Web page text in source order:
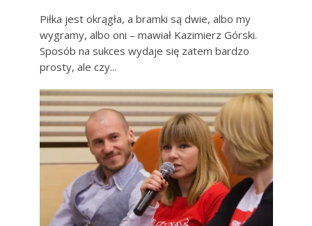
Piłka jest okrągła, a bramki są dwie, albo my
wygramy, albo oni – mawiał Kazimierz Górski.
Sposób na sukces wydaje się zatem bardzo
prosty, ale czy...